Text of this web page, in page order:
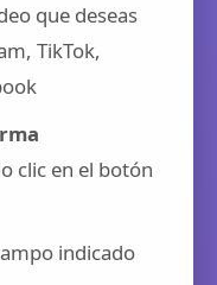
que deseas
TikTok,
clic en el botón
indicado